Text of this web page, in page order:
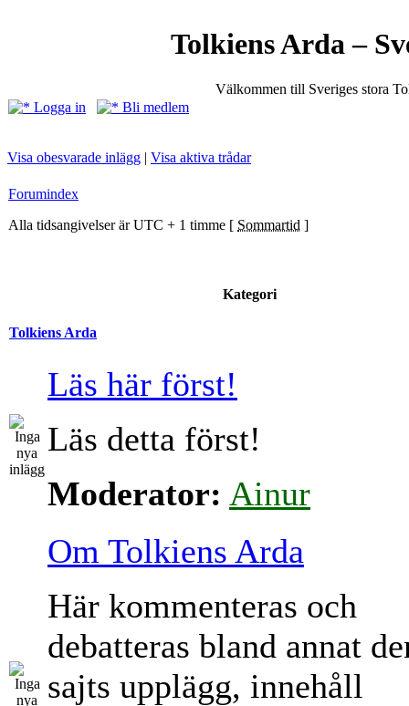
Tolkiens Arda –
Välkommen till Sveriges stora
Logga in
Bli medlem
Visa obesvarade inlägg | Visa aktiva trådar
Forumindex
Alla tidsangivelser är UTC + 1 timme [ Sommartid ]
Kategori
Tolkiens Arda
Läs här först!
Läs detta först!
Moderator: Ainur
Om Tolkiens Arda
Här kommenteras och
debatteras bland annat
sajts upplägg, innehåll